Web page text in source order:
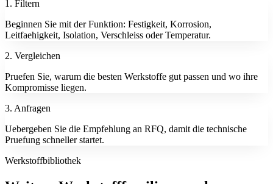
1. Filtern
Beginnen Sie mit der Funktion: Festigkeit, Korrosion,
Leitfaehigkeit, Isolation, Verschleiss oder Temperatur.
2. Vergleichen
Pruefen Sie, warum die besten Werkstoffe gut passen und wo ihre
Kompromisse liegen.
3. Anfragen
Uebergeben Sie die Empfehlung an RFQ, damit die technische
Pruefung schneller startet.
Werkstoffbibliothek